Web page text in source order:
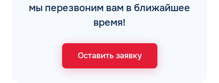
мы перезвоним вам в ближайшее
время!
Оставить заявку